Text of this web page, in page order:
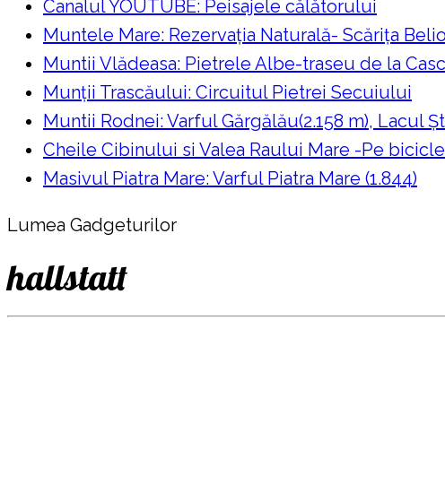
Canalul YOUTUBE: Peisajele călătorului
Muntele Mare: Rezervaţia Naturală- Scăriţa
Muntii Vlădeasa: Pietrele Albe-traseu de la
Munții Trascăului: Circuitul Pietrei Secuiului
Muntii Rodnei: Varful Gărgălău(2.158 m), Lacul
Cheile Cibinului si Valea Raului Mare -Pe
Masivul Piatra Mare: Varful Piatra Mare (1.844)
Lumea Gadgeturilor
hallstatt